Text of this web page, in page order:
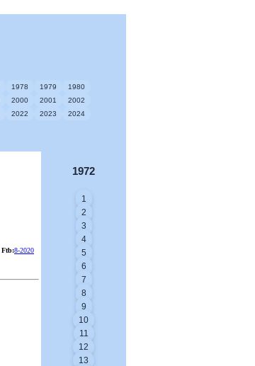
1978 1979
1980
2000 2001
2002
2022 2023
2024
Ftb:8-2020
1972
1
2
3
4
5
6
7
8
9
10
11
12
13